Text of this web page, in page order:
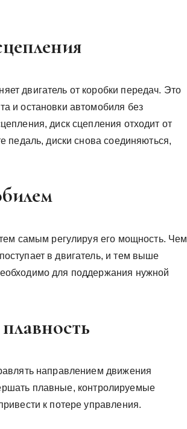
двигатель от коробки передач. Это
и остановки автомобиля без
диск сцепления отходит от
педаль, диски снова соединяються,
самым регулируя его мощность. Чем
в двигатель, и тем выше
для поддержания нужной
направлением движения
плавные, контролируемые
к потере управления.